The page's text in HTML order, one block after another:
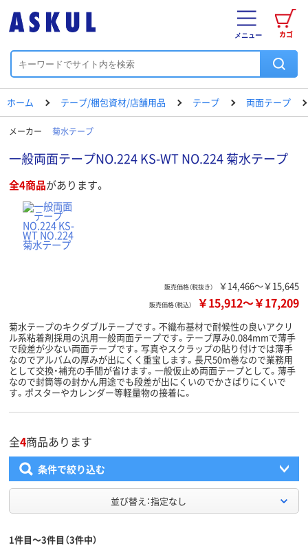
カゴ
メニュー
ホーム テープ/梱包資材/店舗用品 テープ 両面テープ
メーカー 菊水テープ
一般両面テープNO.224 KS-WT NO.224 菊水テープ
全4商品があります。
販売価格（税抜き） ￥14,466～￥15,645
販売価格（税込） ￥15,912～￥17,209
菊水テープのキクダブルテープです。不織布基材で耐候性の良いアクリ
ル系粘着剤採用の汎用一般両面テープです。テープ厚み0.084mmで薄手
で段差が少ない両面テープです。写真やスクラップの貼り付けでは薄手
なのでアルバムの厚みが出にくく重宝します。長尺50m巻なので業務用
として交換・補充の手間が省けます。一般仮止め両面テープとして。薄手
なので封筒等の封かん用途でも段差が出にくいのでかさばりにくいで
す。ポスターやカレンダー等軽量物の接着に。
全4商品あります
条件で絞り込む
並び替え：指定なし
1件目～3件目（3件中）